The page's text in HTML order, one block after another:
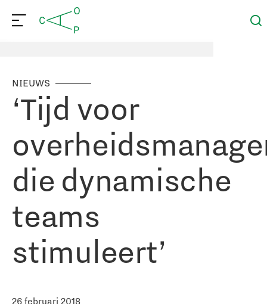
NIEUWS
‘Tijd voor
die dynamische
teams
stimuleert’
26 februari 2018